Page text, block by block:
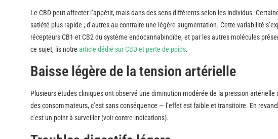
Le CBD peut affecter l’appétit, mais dans des sens différents selon les individus.
satiété plus rapide ; d’autres au contraire une légère augmentation. Cette variabilité
récepteurs CB1 et CB2 du système endocannabinoïde, et par les autres molécules
ce sujet, lis notre article dédié sur CBD et perte de poids.
Baisse légère de la tension artérielle
Plusieurs études cliniques ont observé une diminution modérée de la pression
des consommateurs, c’est sans conséquence — l’effet est faible et transitoire. En
c’est un point à surveiller (voir contre-indications).